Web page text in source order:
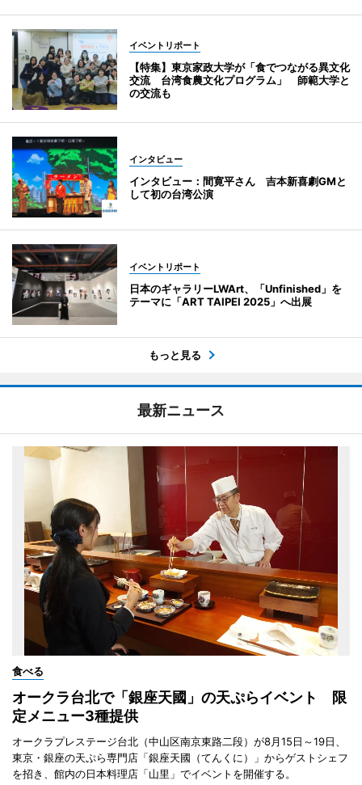
イベントリポート
【特集】東京家政大学が「食でつながる異文化
交流 台湾食農文化プログラム」 師範大学と
の交流も
インタビュー
インタビュー：間寛平さん 吉本新喜劇GMと
して初の台湾公演
イベントリポート
日本のギャラリーLWArt、「Unfinished」を
テーマに「ART TAIPEI 2025」へ出展
もっと見る
最新ニュース
食べる
オークラ台北で「銀座天國」の天ぷらイベント 限
定メニュー3種提供
オークラプレステージ台北（中山区南京東路二段）が8月15日～19日、
東京・銀座の天ぷら専門店「銀座天國（てんくに）」からゲストシェフ
を招き、館内の日本料理店「山里」でイベントを開催する。